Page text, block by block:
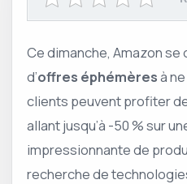
Ce dimanche, Amazon
d’offres éphémèresà
clients peuvent profiter
allant jusqu’à -50 % sur
impressionnante de
recherche de